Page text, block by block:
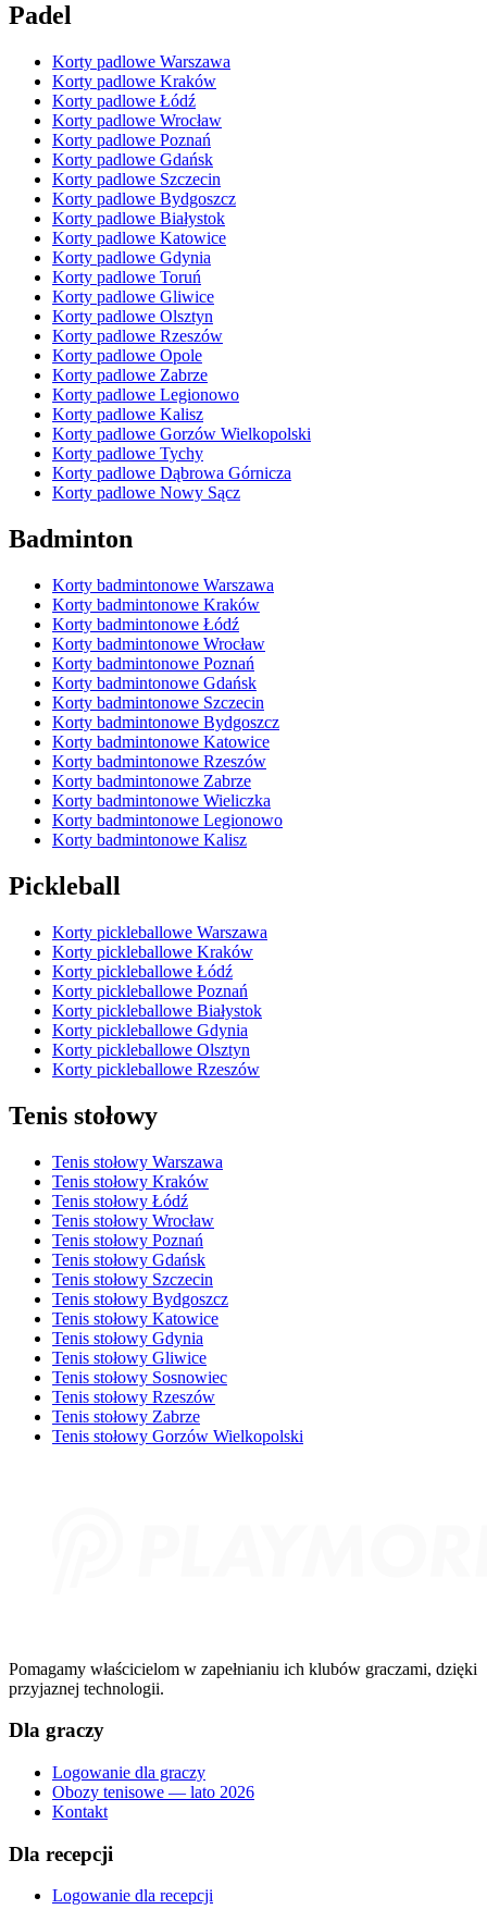
Padel
Korty padlowe Warszawa
Korty padlowe Kraków
Korty padlowe Łódź
Korty padlowe Wrocław
Korty padlowe Poznań
Korty padlowe Gdańsk
Korty padlowe Szczecin
Korty padlowe Bydgoszcz
Korty padlowe Białystok
Korty padlowe Katowice
Korty padlowe Gdynia
Korty padlowe Toruń
Korty padlowe Gliwice
Korty padlowe Olsztyn
Korty padlowe Rzeszów
Korty padlowe Opole
Korty padlowe Zabrze
Korty padlowe Legionowo
Korty padlowe Kalisz
Korty padlowe Gorzów Wielkopolski
Korty padlowe Tychy
Korty padlowe Dąbrowa Górnicza
Korty padlowe Nowy Sącz
Badminton
Korty badmintonowe Warszawa
Korty badmintonowe Kraków
Korty badmintonowe Łódź
Korty badmintonowe Wrocław
Korty badmintonowe Poznań
Korty badmintonowe Gdańsk
Korty badmintonowe Szczecin
Korty badmintonowe Bydgoszcz
Korty badmintonowe Katowice
Korty badmintonowe Rzeszów
Korty badmintonowe Zabrze
Korty badmintonowe Wieliczka
Korty badmintonowe Legionowo
Korty badmintonowe Kalisz
Pickleball
Korty pickleballowe Warszawa
Korty pickleballowe Kraków
Korty pickleballowe Łódź
Korty pickleballowe Poznań
Korty pickleballowe Białystok
Korty pickleballowe Gdynia
Korty pickleballowe Olsztyn
Korty pickleballowe Rzeszów
Tenis stołowy
Tenis stołowy Warszawa
Tenis stołowy Kraków
Tenis stołowy Łódź
Tenis stołowy Wrocław
Tenis stołowy Poznań
Tenis stołowy Gdańsk
Tenis stołowy Szczecin
Tenis stołowy Bydgoszcz
Tenis stołowy Katowice
Tenis stołowy Gdynia
Tenis stołowy Gliwice
Tenis stołowy Sosnowiec
Tenis stołowy Rzeszów
Tenis stołowy Zabrze
Tenis stołowy Gorzów Wielkopolski
Pomagamy właścicielom w zapełnianiu ich klubów graczami, dzięki
przyjaznej technologii.
Dla graczy
Logowanie dla graczy
Obozy tenisowe — lato 2026
Kontakt
Dla recepcji
Logowanie dla recepcji